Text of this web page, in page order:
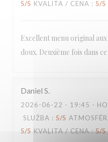
5/5 KVALITA / CENA : 5/5
Excellent menu original
doux. Deuxième fois dans
Daniel S
2026-06-22 - 19:45 -
SLUŽBA : 5/5
5/5 KVALITA / CENA: 5/5